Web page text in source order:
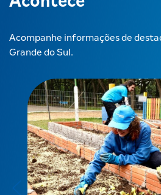
Acompanhe informações de
Grande do Sul.